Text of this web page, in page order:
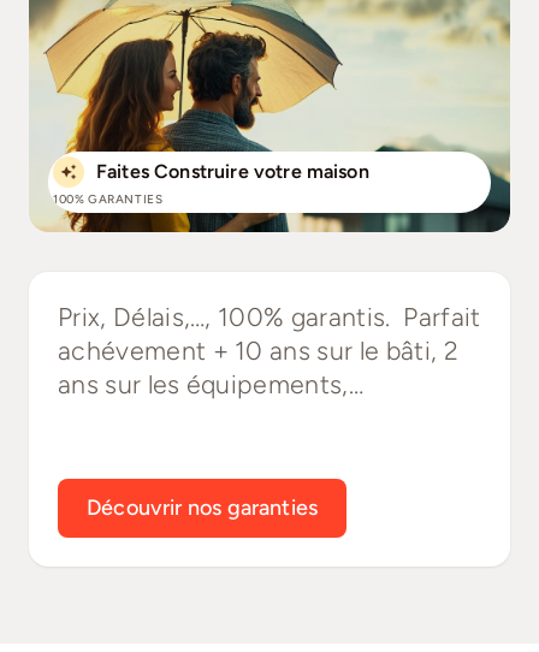
Faites Construire votre maison
100% GARANTIES
Prix, Délais,…, 100% garantis. Parfait
achévement + 10 ans sur le bâti, 2
ans sur les équipements,…
Découvrir nos garanties